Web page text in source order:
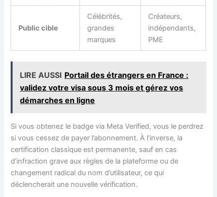
Public cible
Célébrités,
grandes
marques
Créateurs,
indépendants,
PME
LIRE AUSSI Portail des étrangers en France :
validez votre visa sous 3 mois et gérez vos
démarches en ligne
Si vous obtenez le badge via Meta Verified, vous le perdrez
si vous cessez de payer l’abonnement. À l’inverse, la
certification classique est permanente, sauf en cas
d’infraction grave aux règles de la plateforme ou de
changement radical du nom d’utilisateur, ce qui
déclencherait une nouvelle vérification.